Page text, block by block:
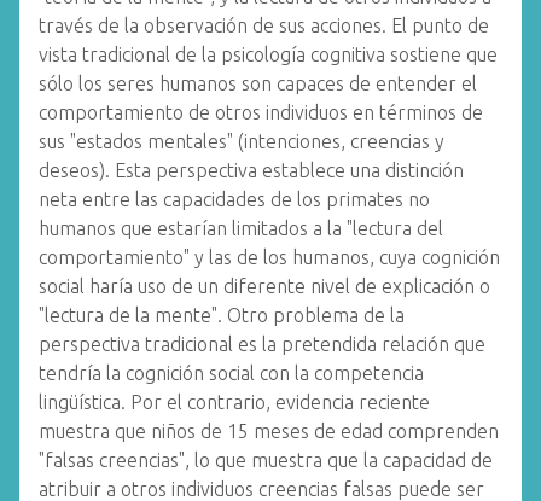
través de la observación de sus acciones. El punto de
vista tradicional de la psicología cognitiva sostiene que
sólo los seres humanos son capaces de entender el
comportamiento de otros individuos en términos de
sus "estados mentales" (intenciones, creencias y
deseos). Esta perspectiva establece una distinción
neta entre las capacidades de los primates no
humanos que estarían limitados a la "lectura del
comportamiento" y las de los humanos, cuya cognición
social haría uso de un diferente nivel de explicación o
"lectura de la mente". Otro problema de la
perspectiva tradicional es la pretendida relación que
tendría la cognición social con la competencia
lingüística. Por el contrario, evidencia reciente
muestra que niños de 15 meses de edad comprenden
"falsas creencias", lo que muestra que la capacidad de
atribuir a otros individuos creencias falsas puede ser